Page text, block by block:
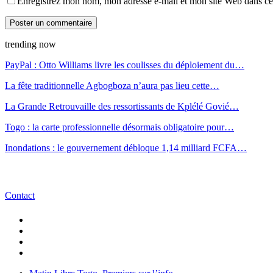
trending now
PayPal : Otto Williams livre les coulisses du déploiement du…
La fête traditionnelle Agbogboza n’aura pas lieu cette…
La Grande Retrouvaille des ressortissants de Kplélé Govié…
Togo : la carte professionnelle désormais obligatoire pour…
Inondations : le gouvernement débloque 1,14 milliard FCFA…
Contact